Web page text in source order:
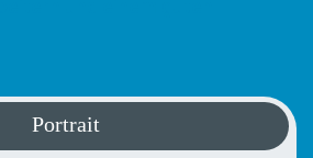
Portrait